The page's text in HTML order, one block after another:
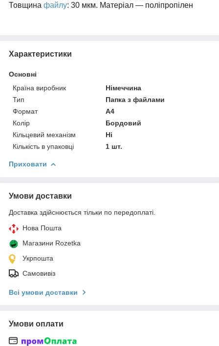
Товщина файлу: 30 мкм. Матеріал — поліпропілен
Характеристики
Основні
Країна виробник
Німеччина
Тип
Папка з файлами
Формат
A4
Колір
Бордовий
Кільцевий механізм
Ні
Кількість в упаковці
1 шт.
Приховати
Умови доставки
Доставка здійснюється тільки по передоплаті.
Нова Пошта
Магазини Rozetka
Укрпошта
Самовивіз
Всі умови доставки
Умови оплати